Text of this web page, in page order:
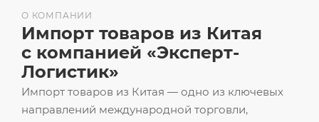
Импорт товаров из Китая — одно из ключевых
направлений международной торговли,
О КОМПАНИИ
Импорт товаров из Китая
с компанией «Эксперт-
Логистик»